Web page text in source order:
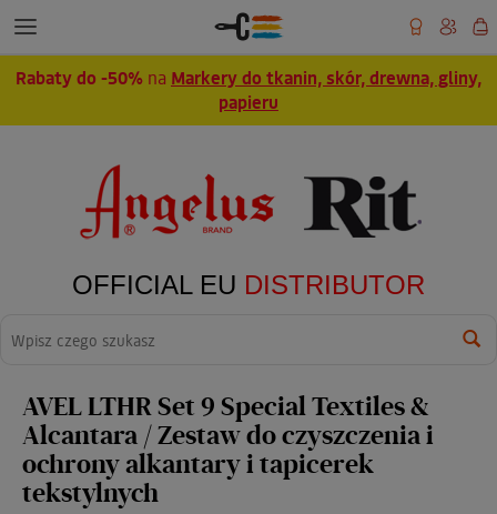
Rabaty do -50% na Markery do tkanin, skór, drewna, gliny,
papieru
OFFICIAL EU DISTRIBUTOR
AVEL LTHR Set 9 Special Textiles &
Alcantara / Zestaw do czyszczenia i
ochrony alkantary i tapicerek
tekstylnych